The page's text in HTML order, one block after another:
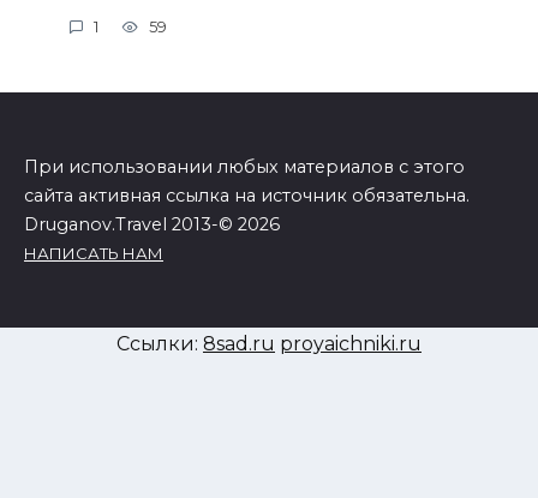
1 59
При использовании любых материалов с этого
сайта активная ссылка на источник обязательна.
Druganov.Travel 2013-© 2026
НАПИСАТЬ НАМ
Ссылки: 8sad.ru proyaichniki.ru